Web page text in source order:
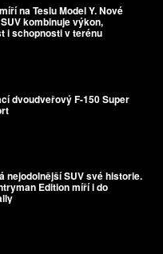
na Teslu Model Y. Nové
kombinuje výkon,
i schopnosti v terénu
dvoudveřový F-150 Super
nejodolnější SUV své historie.
Edition míří i do